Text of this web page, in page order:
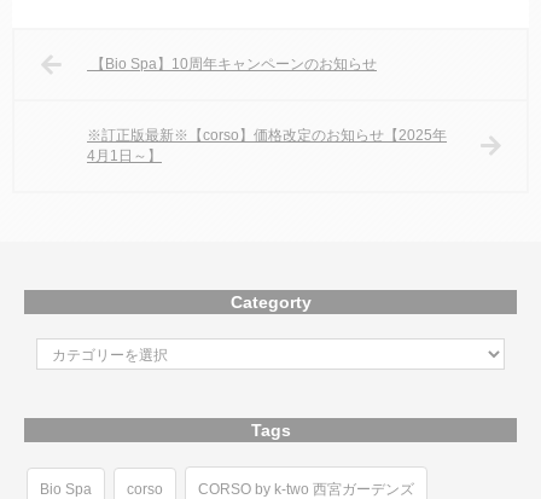
【Bio Spa】10周年キャンペーンのお知らせ
※訂正版最新※【corso】価格改定のお知らせ【2025年
4月1日～】
Categorty
Tags
Bio Spa corso CORSO by k-two 西宮ガーデンズ